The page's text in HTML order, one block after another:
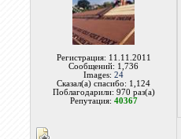
Регистрация: 11.11.2011
Сообщений: 1,736
Images:24
Сказал(а) спасибо: 1,124
Поблагодарили: 970 раз(а)
Репутация: 40367